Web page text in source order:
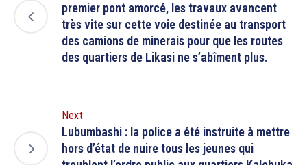
premier pont amorcé, les travaux avancent
très vite sur cette voie destinée au transport
des camions de minerais pour que les routes
des quartiers de Likasi ne s’abîment plus.
Next
Lubumbashi : la police a été instruite à mettre
hors d’état de nuire tous les jeunes qui